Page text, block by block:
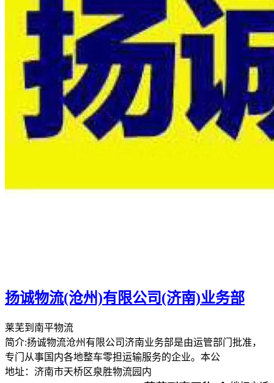
扬诚物流(沧州)有限公司(济南)业务部
莱芜到南平物流
简介:扬诚物流沧州有限公司济南业务部是由运管部门批准，
专门从事国内各地整车零担运输服务的企业。本公
地址：济南市天桥区泉胜物流园内